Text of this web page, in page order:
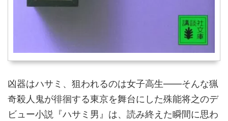
凶器はハサミ、狙われるのは女子高生——そんな猟
奇殺人鬼が徘徊する東京を舞台にした殊能将之のデ
ビュー小説『ハサミ男』は、読み終えた瞬間に思わ